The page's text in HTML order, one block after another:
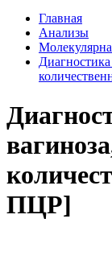
Главная
Анализы
ПЦР]